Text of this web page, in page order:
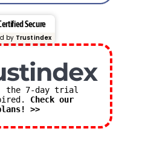
Secure
by Trustindex
the 7-day trial
Check our
>>